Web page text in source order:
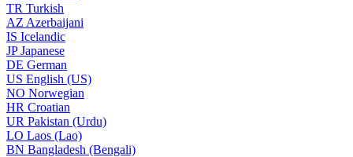
TR Turkish
AZ Azerbaijani
IS Icelandic
JPJapanese
DE German
US English (US)
NO Norwegian
HR Croatian
UR Pakistan (Urdu)
LO Laos (Lao)
BN Bangladesh (Bengali)